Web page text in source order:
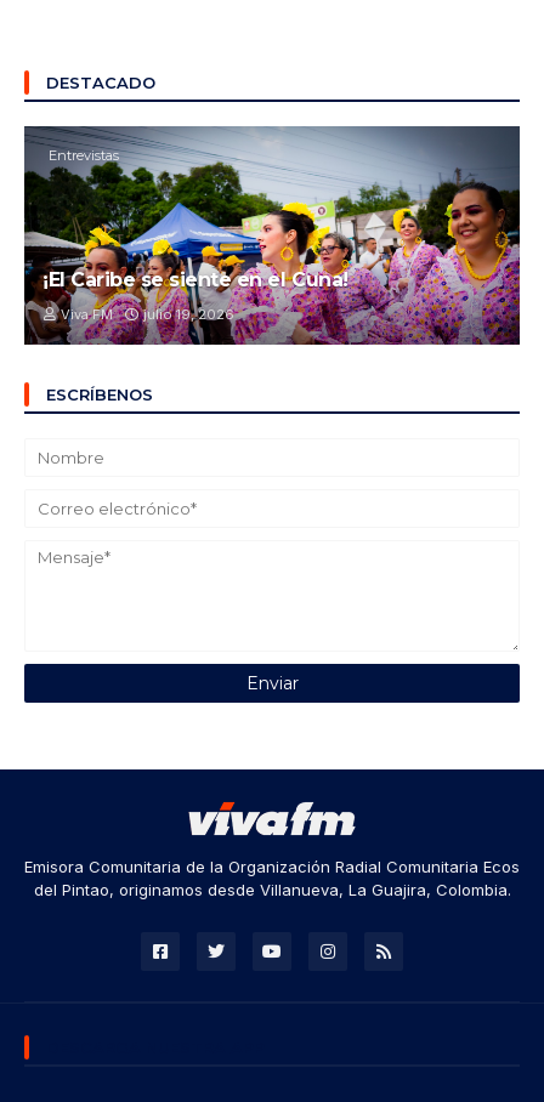
DESTACADO
Entrevistas
¡El Caribe se siente en el Cuna!
Viva FM julio 19, 2026
ESCRÍBENOS
Emisora Comunitaria de la Organización Radial Comunitaria Ecos
del Pintao, originamos desde Villanueva, La Guajira, Colombia.